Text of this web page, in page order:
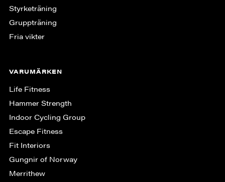
Styrketräning
Gruppträning
Fria vikter
VARUMÄRKEN
Life Fitness
Hammer Strength
Indoor Cycling Group
Escape Fitness
Fit Interiors
Gungnir of Norway
Merrithew